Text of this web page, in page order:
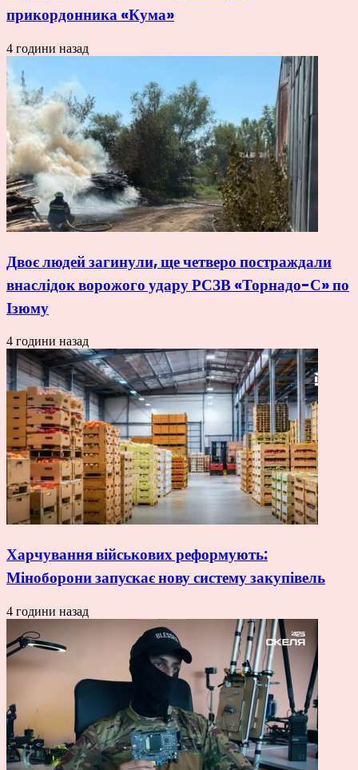
прикордонника «Кума»
4 години назад
Двоє людей загинули, ще четверо постраждали
внаслідок ворожого удару РСЗВ «Торнадо-С» по
Ізюму
4 години назад
Харчування військових реформують:
Міноборони запускає нову систему закупівель
4 години назад